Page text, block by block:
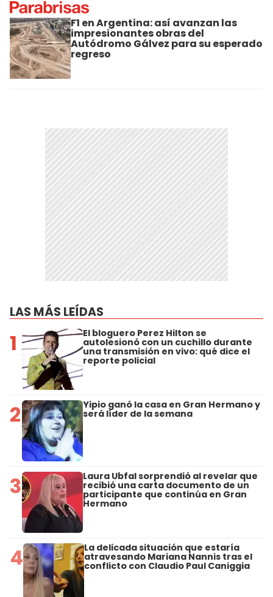
F1 en Argentina: así avanzan las
impresionantes obras del
Autódromo Gálvez para su esperado
regreso
LAS MÁS LEÍDAS
1 El bloguero Perez Hilton se
autolesionó con un cuchillo durante
una transmisión en vivo: qué dice el
reporte policial
2 Yipio ganó la casa en Gran Hermano y
será líder de la semana
3 Laura Ubfal sorprendió al revelar que
recibió una carta documento de un
participante que continúa en Gran
Hermano
4 La delicada situación que estaría
atravesando Mariana Nannis tras el
conflicto con Claudio Paul Caniggia